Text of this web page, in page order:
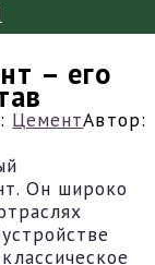
– его
ЦементАвтор:
Он широко